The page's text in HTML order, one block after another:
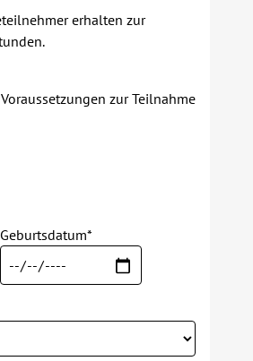
erhalten zur
zur Teilnahme
Geburtsdatum*